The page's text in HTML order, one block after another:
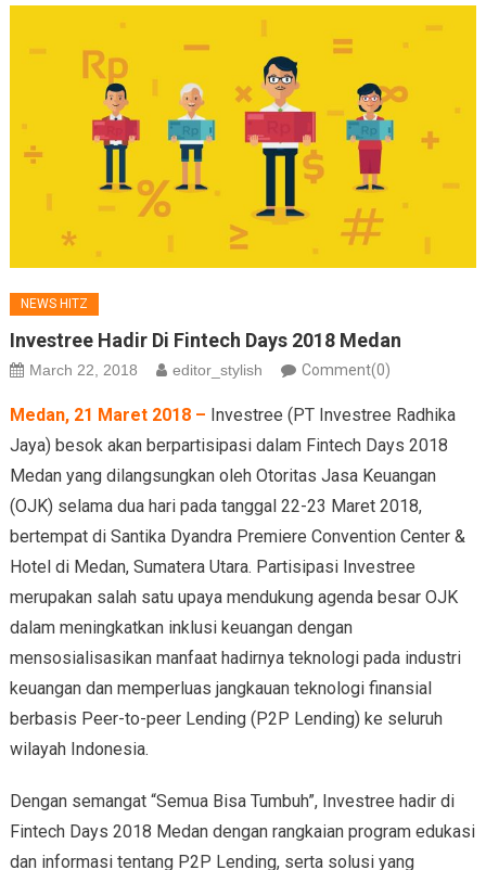
NEWS HITZ
Investree Hadir Di Fintech Days 2018 Medan
March 22, 2018 editor_stylish Comment(0)
Medan, 21 Maret 2018 – Investree (PT Investree Radhika
Jaya) besok akan berpartisipasi dalam Fintech Days 2018
Medan yang dilangsungkan oleh Otoritas Jasa Keuangan
(OJK) selama dua hari pada tanggal 22-23 Maret 2018,
bertempat di Santika Dyandra Premiere Convention Center &
Hotel di Medan, Sumatera Utara. Partisipasi Investree
merupakan salah satu upaya mendukung agenda besar OJK
dalam meningkatkan inklusi keuangan dengan
mensosialisasikan manfaat hadirnya teknologi pada industri
keuangan dan memperluas jangkauan teknologi finansial
berbasis Peer-to-peer Lending (P2P Lending) ke seluruh
wilayah Indonesia.
Dengan semangat “Semua Bisa Tumbuh”, Investree hadir di
Fintech Days 2018 Medan dengan rangkaian program edukasi
dan informasi tentang P2P Lending, serta solusi yang